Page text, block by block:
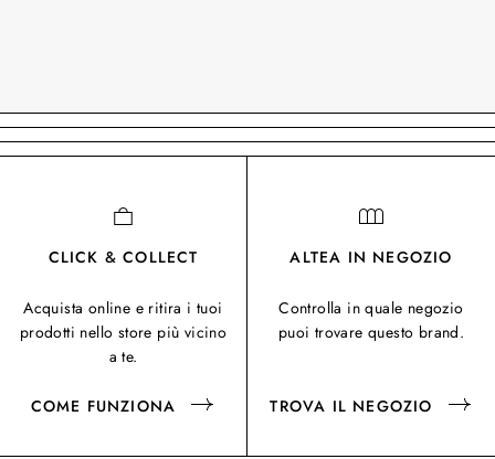
CLICK & COLLECT
Acquista online e ritira i tuoi
prodotti nello store più vicino
a te.
COME FUNZIONA
ALTEA IN NEGOZIO
Controlla in quale negozio
puoi trovare questo brand.
TROVA IL NEGOZIO